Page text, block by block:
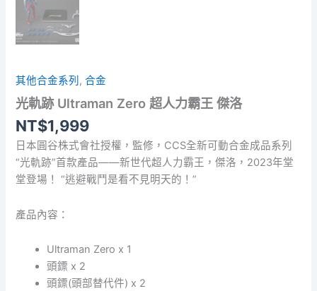
其他合金系列 ,合金
光軌跡 Ultraman Zero 超人力霸王 傑洛
NT$1,999
日本圓谷株式會社授權，監修，CCS全新可動合金成品系列
“光軌跡”首款產品——新世代超人力霸王，傑洛，2023年堂
堂登場！ “逃避戰鬥是看不見明天的！”
產品內容：
Ultraman Zero x 1
頭鏢 x 2
頭鏢(頭部替代件) x 2